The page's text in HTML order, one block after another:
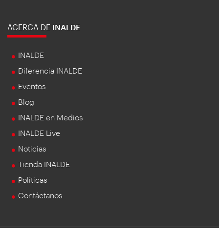
ACERCA DE INALDE
INALDE
Diferencia INALDE
Eventos
Blog
INALDE en Medios
INALDE Live
Noticias
Tienda INALDE
Políticas
Contáctanos